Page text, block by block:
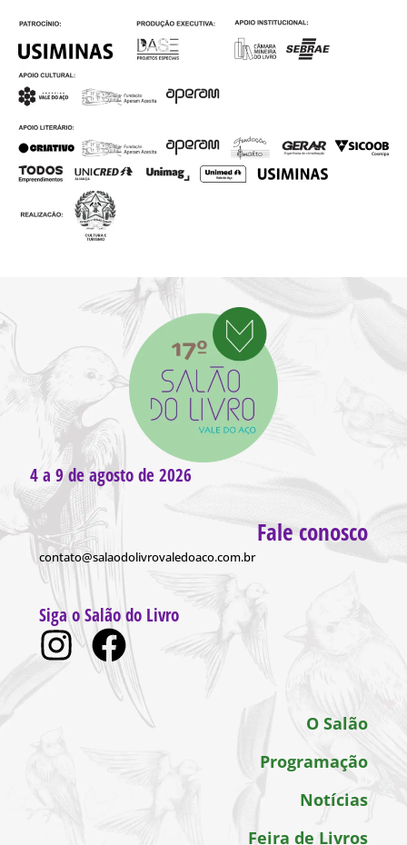
4 a 9 de agosto de 2026
Fale conosco
contato@salaodolivrovaledoaco.com.br
Siga o Salão do Livro
O Salão
Programação
Notícias
Feira de Livros